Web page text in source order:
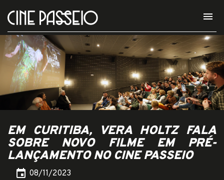
menu
EM CURITIBA, VERA HOLTZ FALA
SOBRE NOVO FILME EM PRÉ-
LANÇAMENTO NO CINE PASSEIO
event 08/11/2023